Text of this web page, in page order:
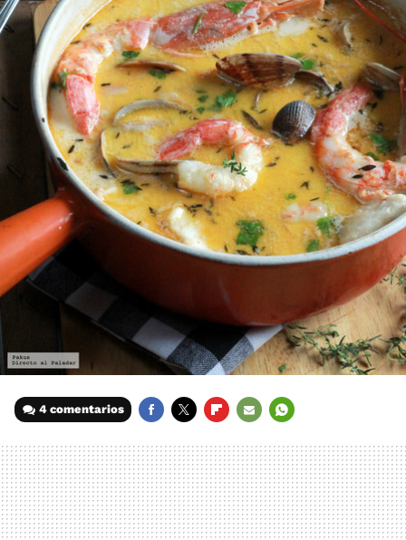
4 comentarios
MAIL